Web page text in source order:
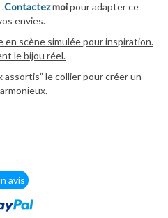
Contactezmoipour adapter ce
envies.
en scène simulée pour inspiration.
le bijou réel.
assortis” le collier pour créer un
avis